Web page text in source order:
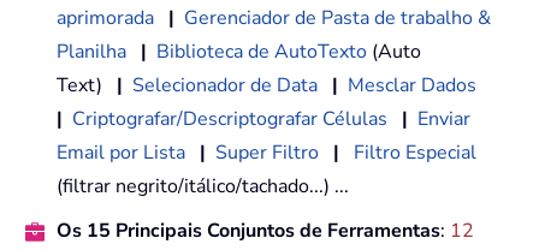
aprimorada | Gerenciador de Pasta de trabalho &
Planilha | Biblioteca de AutoTexto (Auto
Text) | Selecionador de Data | Mesclar Dados
| Criptografar/Descriptografar Células | Enviar
Email por Lista | Super Filtro |
Filtro Especial
(filtrar negrito/itálico/tachado...) ...
Os 15 Principais Conjuntos de Ferramentas: 12